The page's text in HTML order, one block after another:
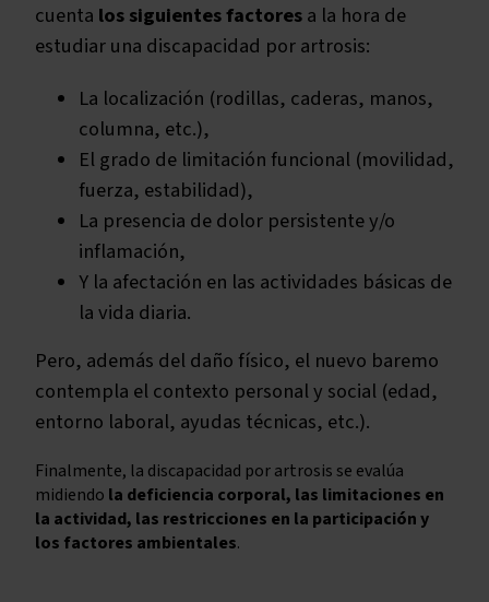
cuenta los siguientes factoresa la hora de
estudiar una discapacidad por artrosis:
La localización (rodillas, caderas, manos,
columna, etc.),
El grado de limitación funcional (movilidad,
fuerza, estabilidad),
La presencia de dolor persistente y/o
inflamación,
Y la afectación en las actividades básicas de
la vida diaria.
Pero, además del daño físico, el nuevo baremo
contempla el contexto personal y social (edad,
entorno laboral, ayudas técnicas, etc.).
Finalmente, la discapacidad por artrosis se evalúa
midiendo la deficiencia corporal, las limitaciones en
la actividad, las restricciones en la participación y
los factores ambientales.